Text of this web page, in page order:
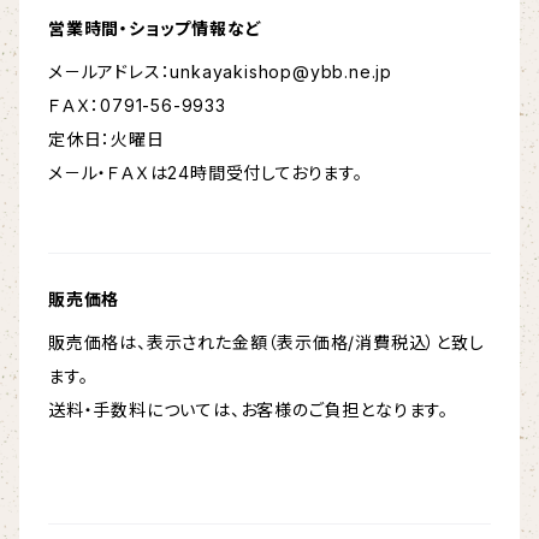
営業時間・ショップ情報など
メ－ルアドレス：unkayakishop@ybb.ne.jp
ＦＡＸ：0791-56-9933
定休日：火曜日
メ－ル・ＦＡＸは24時間受付しております。
販売価格
販売価格は、表示された金額（表示価格/消費税込）と致し
ます。
送料・手数料については、お客様のご負担となります。